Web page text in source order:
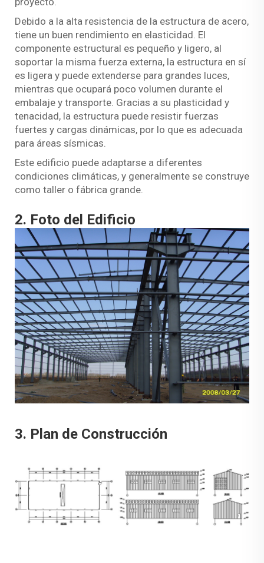
Debido a la alta resistencia de la estructura de acero,
tiene un buen rendimiento en elasticidad. El
componente estructural es pequeño y ligero, al
soportar la misma fuerza externa, la estructura en sí
es ligera y puede extenderse para grandes luces,
mientras que ocupará poco volumen durante el
embalaje y transporte. Gracias a su plasticidad y
tenacidad, la estructura puede resistir fuerzas
fuertes y cargas dinámicas, por lo que es adecuada
para áreas sísmicas.
Este edificio puede adaptarse a diferentes
condiciones climáticas, y generalmente se construye
como taller o fábrica grande.
2. Foto del Edificio
3. Plan de Construcción